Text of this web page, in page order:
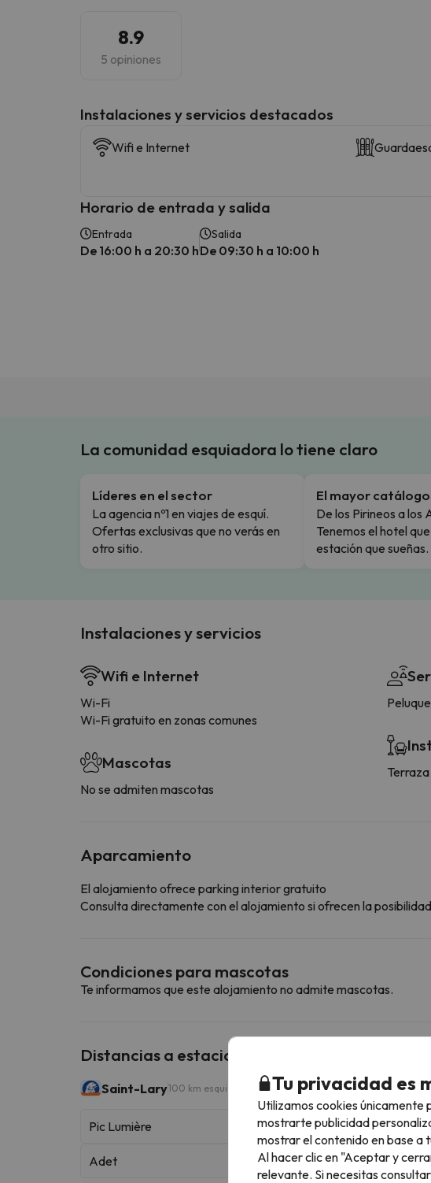
8.9
5 opiniones
Instalaciones y servicios destacados
Wifi e Internet
Horario de entrada y salida
Entrada
De 16:00 h a 20:30 h
Salida
De 09:30 h a 10:00 h
La comunidad esquiadora lo tiene claro
Líderes en el sector
La agencia nº1 en viajes de esquí.
Ofertas exclusivas que no verás en
otro sitio.
El mayor catálogo
De los Pirineos a los
Tenemos el hotel
estación que sueñas.
Instalaciones y servicios
Wifi e Internet
Wi-Fi
Wi-Fi gratuito en zonas comunes
Mascotas
No se admiten mascotas
Terraza
Aparcamiento
El alojamiento ofrece parking interior gratuito
Consulta directamente con el alojamiento si ofrecen la
Condiciones para mascotas
Te informamos que este alojamiento no admite mascotas.
Distancias a estaciones de esquí cercanas
Saint-Lary100 km esquiables
Pic Lumière
Adet
Tu privacidad es
Utilizamos cookies
mostrarte publicidad
mostrar el contenido en base a
Al hacer clic en "Aceptar y
relevante. Si necesitas